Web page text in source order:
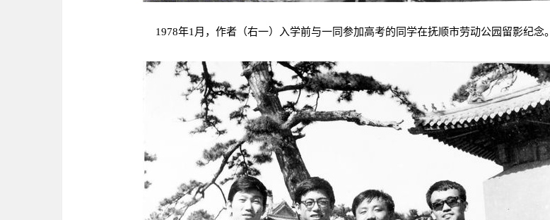
1978年1月，作者（右一）入学前与一同参加高考的同学在抚顺市劳动公园留影纪念。